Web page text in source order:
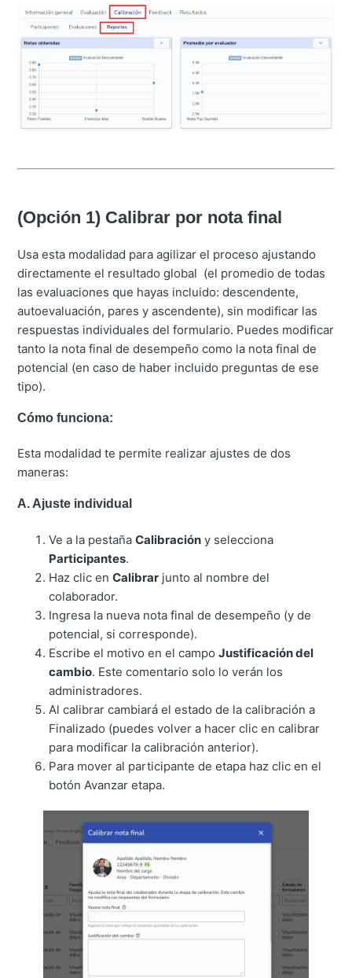
(Opción 1) Calibrar por nota final
Usa esta modalidad para agilizar el proceso ajustando
directamente el resultado global (el promedio de todas
las evaluaciones que hayas incluido: descendente,
autoevaluación, pares y ascendente), sin modificar las
respuestas individuales del formulario. Puedes modificar
tanto la nota final de desempeño como la nota final de
potencial (en caso de haber incluido preguntas de ese
tipo).
Cómo funciona:
Esta modalidad te permite realizar ajustes de dos
maneras:
A. Ajuste individual
Ve a la pestañaCalibración y selecciona
Participantes.
Haz clic enCalibrar junto al nombre del
colaborador.
Ingresa la nueva nota final de desempeño (y de
potencial, si corresponde).
Escribe el motivo en el campoJustificación del
cambio. Este comentario solo lo verán los
administradores.
Al calibrar cambiará el estado de la calibración a
Finalizado (puedes volver a hacer clic en calibrar
para modificar la calibración anterior).
Para mover al participante de etapa haz clic en el
botón Avanzar etapa.